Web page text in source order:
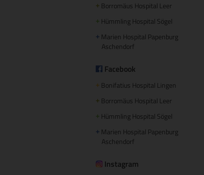
+ Borromäus Hospital Leer
+ Hümmling Hospital Sögel
+ Marien Hospital Papenburg
Aschendorf
Facebook
+ Bonifatius Hospital Lingen
+ Borromäus Hospital Leer
+ Hümmling Hospital Sögel
+ Marien Hospital Papenburg
Aschendorf
Instagram